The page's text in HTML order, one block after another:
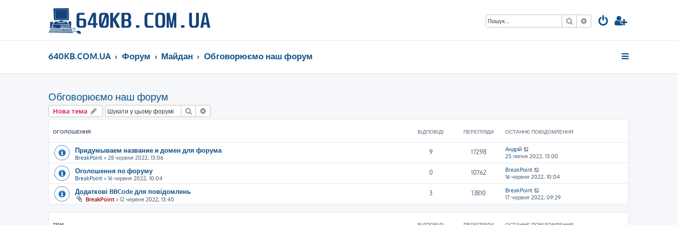
ПошукРозширений пошук
640KB.COM.UA Форум Майдан Обговорюємо наш форум
Обговорюємо наш форум
Нова тема Пошук
ОГОЛОШЕННЯ ВІДПОВІДІ ПЕРЕГЛЯДИ ОСТАННЄ ПОВІДОМЛЕННЯ
Придумываем название и домен для форума
BreakPoint » 28 червня 2022, 13:06
9 17298
Андрій
25 липня 2022, 13:00
Оголошення по форуму
BreakPoint » 16 червня 2022, 10:04
0 10762
BreakPoint
16 червня 2022, 10:04
Додаткові BBCode для повідомлень
BreakPoint » 12 червня 2022, 13:40
3 13810
BreakPoint
17 червня 2022, 09:29